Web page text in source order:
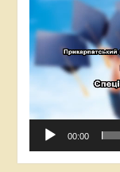
00:00